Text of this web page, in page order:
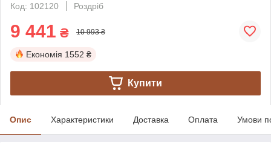
Код: 102120
Роздріб
9 441 ₴ 10 993 ₴
Економія 1552 ₴
Купити
Опис Характеристики Доставка Оплата Умови